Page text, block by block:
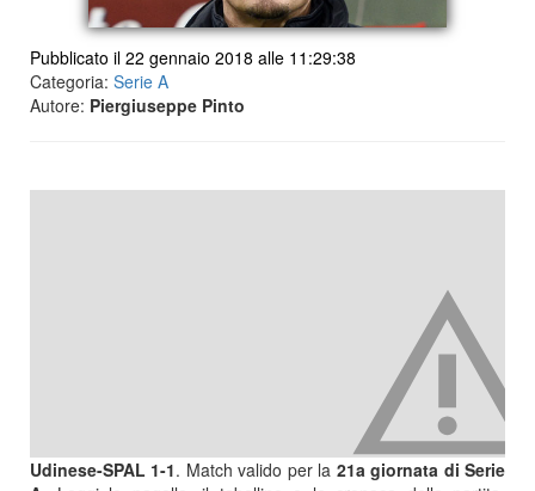
Pubblicato il 22 gennaio 2018 alle 11:29:38
Categoria: Serie A
Autore: Piergiuseppe Pinto
Udinese-SPAL 1-1. Match valido per la 21a giornata di Serie